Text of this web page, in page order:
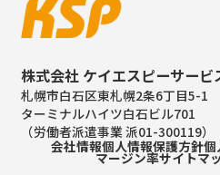
株式会社 ケイエスピーサービ
札幌市白石区東札幌2条6丁目5-1
ターミナルハイツ白石ビル701
（労働者派遣事業 派01-300119）
会社情報個人情報保護方針個
マージン率サイトマ